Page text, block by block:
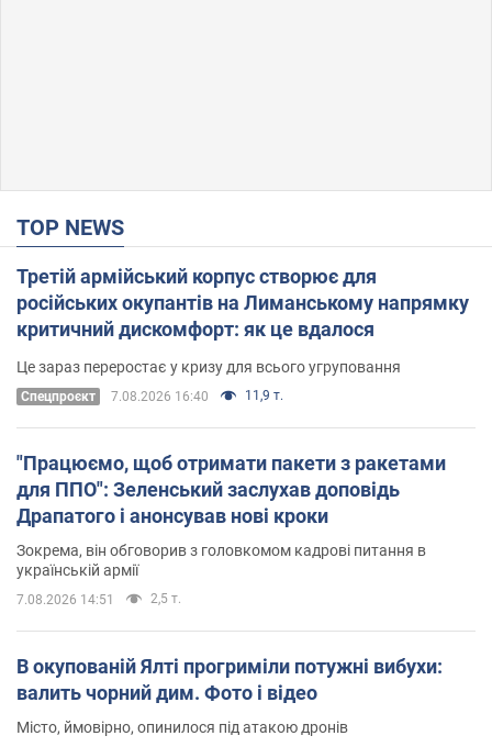
TOP NEWS
Третій армійський корпус створює для
російських окупантів на Лиманському напрямку
критичний дискомфорт: як це вдалося
Це зараз переростає у кризу для всього угруповання
Cпецпроєкт 7.08.2026 16:40 11,9 т.
"Працюємо, щоб отримати пакети з ракетами
для ППО": Зеленський заслухав доповідь
Драпатого і анонсував нові кроки
Зокрема, він обговорив з головкомом кадрові питання в
українській армії
7.08.2026 14:51 2,5 т.
В окупованій Ялті прогриміли потужні вибухи:
валить чорний дим. Фото і відео
Місто, ймовірно, опинилося під атакою дронів